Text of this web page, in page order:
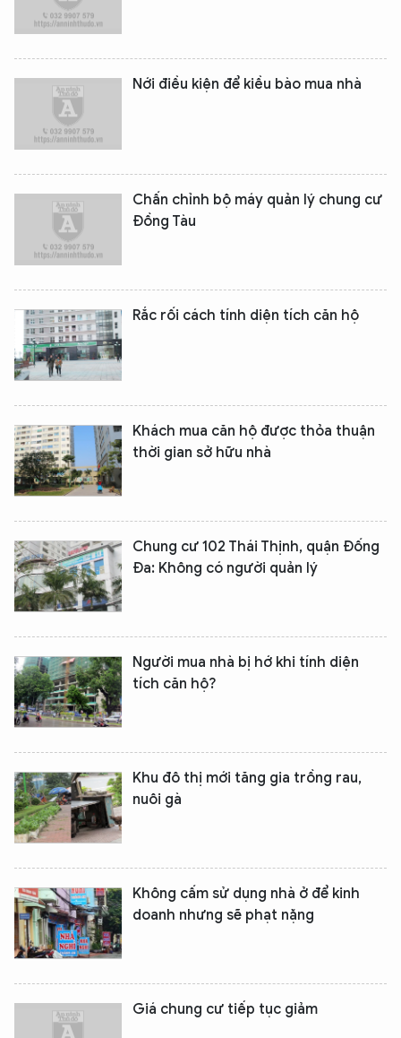
Nới điều kiện để kiều bào mua nhà
Chấn chỉnh bộ máy quản lý chung cư
Đồng Tàu
Rắc rối cách tính diện tích căn hộ
Khách mua căn hộ được thỏa thuận
thời gian sở hữu nhà
Chung cư 102 Thái Thịnh, quận Đống
Đa: Không có người quản lý
Người mua nhà bị hớ khi tính diện
tích căn hộ?
Khu đô thị mới tăng gia trồng rau,
nuôi gà
Không cấm sử dụng nhà ở để kinh
doanh nhưng sẽ phạt nặng
Giá chung cư tiếp tục giảm
XIN CHÀO,
TÔI LÀ CHATBOT CỦA
Hãy hỏi tôi bất kỳ điều gì bạn cần biết về
An Ninh Thủ Đô nhé. Tôi sẵn sàng hỗ trợ!